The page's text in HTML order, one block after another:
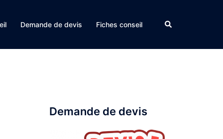
Demande de devis Fiches conseil Rechercher
Demande de devis